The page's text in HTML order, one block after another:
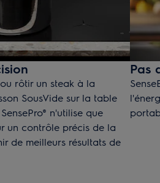
rôtir un steak à la
SousVide sur la table
n'utilise que
un contrôle précis de la
de meilleurs résultats de
Pas